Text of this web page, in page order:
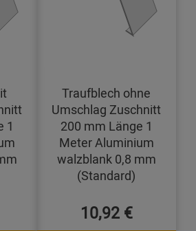
1
Traufblech ohne
Umschlag Zuschnitt
200 mm Länge 1
Meter Aluminium
walzblank 0,8 mm
(Standard)
10,92 €